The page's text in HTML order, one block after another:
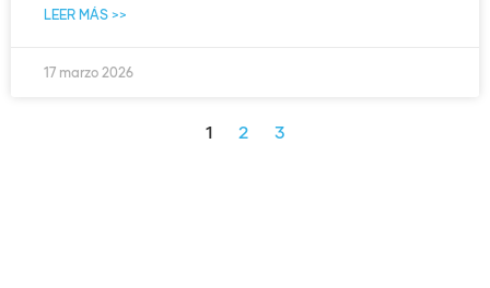
LEER MÁS >>
17 marzo 2026
1 2 3